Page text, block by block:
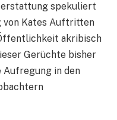
spekuliert
von Kates Auftritten
akribisch
Gerüchte bisher
in den